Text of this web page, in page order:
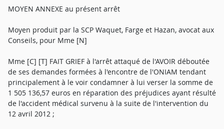
MOYEN ANNEXE au présent arrêt
Moyen produit par la SCP Waquet, Farge et Hazan, avocat aux
Conseils, pour Mme [N]
Mme [C] [T] FAIT GRIEF à l'arrêt attaqué de l'AVOIR déboutée
de ses demandes formées à l'encontre de l'ONIAM tendant
principalement à le voir condamner à lui verser la somme de
1 505 136,57 euros en réparation des préjudices ayant résulté
de l'accident médical survenu à la suite de l'intervention du
12 avril 2012 ;